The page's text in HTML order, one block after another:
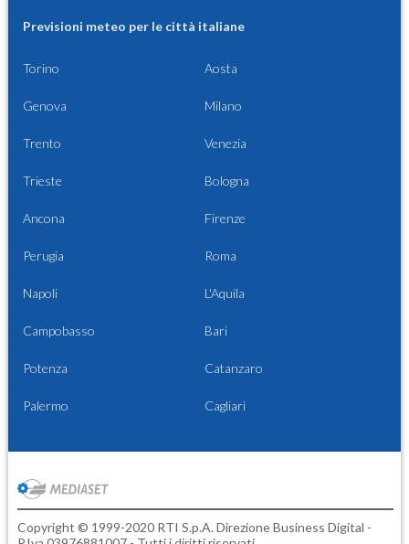
Previsioni meteo per le città italiane
Torino Aosta
Genova Milano
Trento Venezia
Trieste Bologna
Ancona Firenze
Perugia Roma
Napoli L'Aquila
Campobasso Bari
Potenza Catanzaro
Palermo Cagliari
Copyright © 1999-2020 RTI S.p.A. Direzione Business Digital -